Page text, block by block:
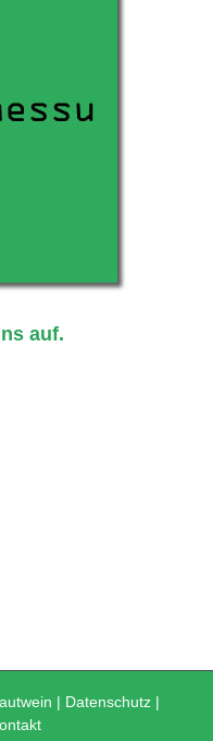
auf.
| Datenschutz|